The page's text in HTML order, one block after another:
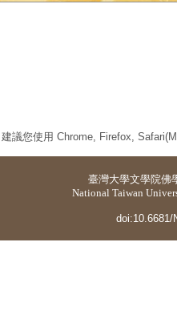
建議您使用 Chrome, Firefox,
臺灣大學文學院佛
National Taiwan
doi:10.6681/